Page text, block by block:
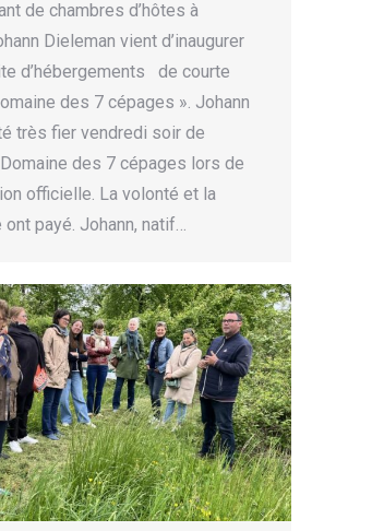
de chambres d’hôtes à
Dieleman vient d’inaugurer
d’hébergements de courte
des 7 cépages ». Johann
très fier vendredi soir de
des 7 cépages lors de
officielle. La volonté et la
payé. Johann, natif…